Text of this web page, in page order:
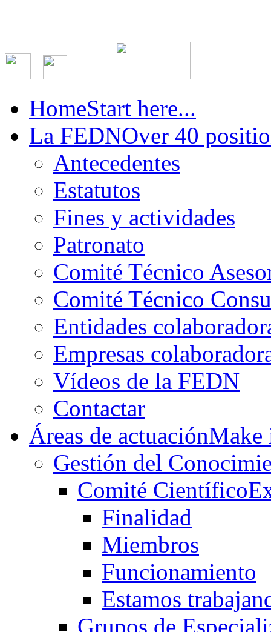
HomeStart here...
La FEDNOver 40
Antecedentes
Estatutos
Fines y actividades
Patronato
Comité Técnico
Comité Técnico
Entidades
Empresas
Vídeos de la FEDN
Contactar
Áreas de actuación
Gestión del
Comité Científico
Finalidad
Miembros
Funcionamiento
Estamos
Grupos de